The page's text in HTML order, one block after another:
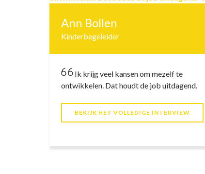
Ann Bollen
Kinderbegeleider
Ik krijg veel kansen om mezelf te
ontwikkelen. Dat houdt de job uitdagend.
BEKIJK HET VOLLEDIGE INTERVIEW